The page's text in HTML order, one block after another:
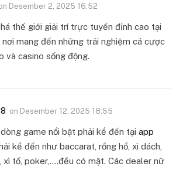
Desember 2, 2025 16:52
thế giới giải trí trực tuyến đỉnh cao tại
, nơi mang đến những trải nghiệm cá cược
và casino sống động.
on Desember 12, 2025 18:55
game nổi bật phải kể đến tại app
kể đến như baccarat, rồng hổ, xì dách,
xì tố, poker,….đều có mặt. Các dealer nữ